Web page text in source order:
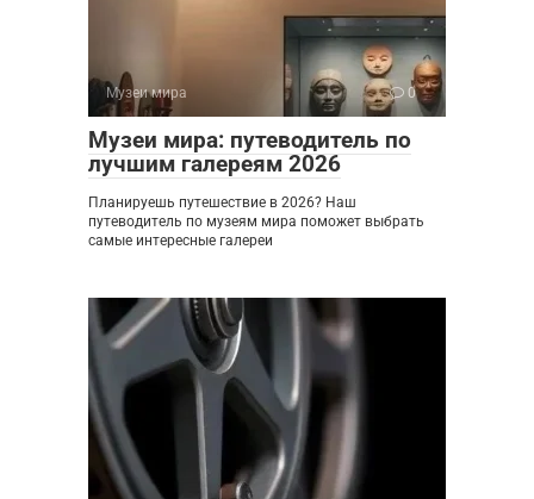
Музеи мира 0
Музеи мира: путеводитель по
лучшим галереям 2026
Планируешь путешествие в 2026? Наш
путеводитель по музеям мира поможет выбрать
самые интересные галереи